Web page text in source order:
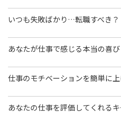
いつも失敗ばかり…転職すべき？
あなたが仕事で感じる本当の喜び
仕事のモチベーションを簡単に
あなたの仕事を評価してくれる